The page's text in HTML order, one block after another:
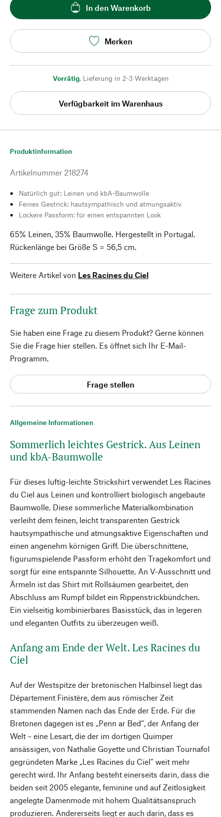
In den Warenkorb
Merken
Vorrätig, Lieferung in 2-3 Werktagen
Verfügbarkeit im Warenhaus
Allgemeine Informationen
Sommerlich leichtes Gestrick. Aus Leinen
und kbA-Baumwolle
Für dieses luftig-leichte Strickshirt verwendet Les Racines
du Ciel aus Leinen und kontrolliert biologisch angebaute
Baumwolle. Diese sommerliche Materialkombination
verleiht dem feinen, leicht transparenten Gestrick
hautsympathische und atmungsaktive Eigenschaften und
einen angenehm körnigen Griff. Die überschnittene,
figurumspielende Passform erhöht den Tragekomfort und
sorgt für eine entspannte Silhouette. An V-Ausschnitt und
Ärmeln ist das Shirt mit Rollsäumen gearbeitet, den
Abschluss am Rumpf bildet ein Rippenstrickbündchen.
Ein vielseitig kombinierbares Basisstück, das in legeren
und eleganten Outfits zu überzeugen weiß.
Anfang am Ende der Welt. Les Racines du
Ciel
Auf der Westspitze der bretonischen Halbinsel liegt das
Département Finistère, dem aus römischer Zeit
stammenden Namen nach das Ende der Erde. Für die
Bretonen dagegen ist es „Penn ar Bed“, der Anfang der
Welt – eine Lesart, die der im dortigen Quimper
ansässigen, von Nathalie Goyette und Christian Tournafol
gegründeten Marke „Les Racines du Ciel“ weit mehr
gerecht wird. Ihr Anfang besteht einerseits darin, dass die
beiden seit 2005 elegante, feminine und auf Zeitlosigkeit
angelegte Damenmode mit hohem Qualitätsanspruch
produzieren. Andererseits liegt er auch darin, dass es
Produktinformation
Artikelnummer 218274
Natürlich gut: Leinen und kbA-Baumwolle
Feines Gestrick: hautsympathisch und atmungsaktiv
Lockere Passform: für einen entspannten Look
65% Leinen, 35% Baumwolle. Hergestellt in Portugal.
Rückenlänge bei Größe S = 56,5 cm.
Weitere Artikel von Les Racines du Ciel
Frage zum Produkt
Sie haben eine Frage zu diesem Produkt? Gerne können
Sie die Frage hier stellen. Es öffnet sich Ihr E-Mail-
Programm.
Frage stellen